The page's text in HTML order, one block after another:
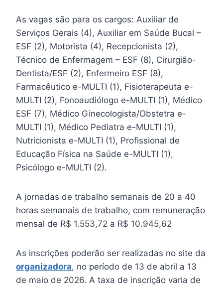
As vagas são para os cargos: Auxiliar de
Serviços Gerais (4), Auxiliar em Saúde Bucal –
ESF (2), Motorista (4), Recepcionista (2),
Técnico de Enfermagem – ESF (8), Cirurgião-
Dentista/ESF (2), Enfermeiro ESF (8),
Farmacêutico e-MULTI (1), Fisioterapeuta e-
MULTI (2), Fonoaudiólogo e-MULTI (1), Médico
ESF (7), Médico Ginecologista/Obstetra e-
MULTI (1), Médico Pediatra e-MULTI (1),
Nutricionista e-MULTI (1), Profissional de
Educação Física na Saúde e-MULTI (1),
Psicólogo e-MULTI (2).
A jornadas de trabalho semanais de 20 a 40
horas semanais de trabalho, com remuneração
mensal de R$ 1.553,72 a R$ 10.945,62
As inscrições poderão ser realizadas no site da
organizadora, no período de 13 de abril a 13
de maio de 2026. A taxa de inscrição varia de